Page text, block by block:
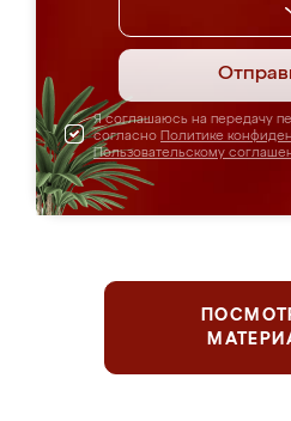
Я соглашаюсь на передачу
согласно Политике
Пользовательскому